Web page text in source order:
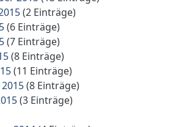
(2 Einträge)
(6 Einträge)
(7 Einträge)
(8 Einträge)
(11 Einträge)
(8 Einträge)
(3 Einträge)